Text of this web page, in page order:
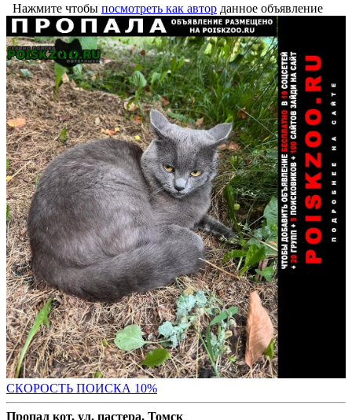
Нажмите чтобы посмотреть как автор данное объявление
СКОРОСТЬ ПОИСКА 10%
Пропал кот, ул. пастера, Томск